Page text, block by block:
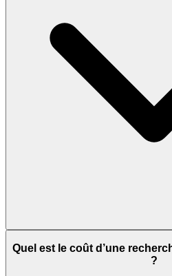
Quel est le coût d’une
?